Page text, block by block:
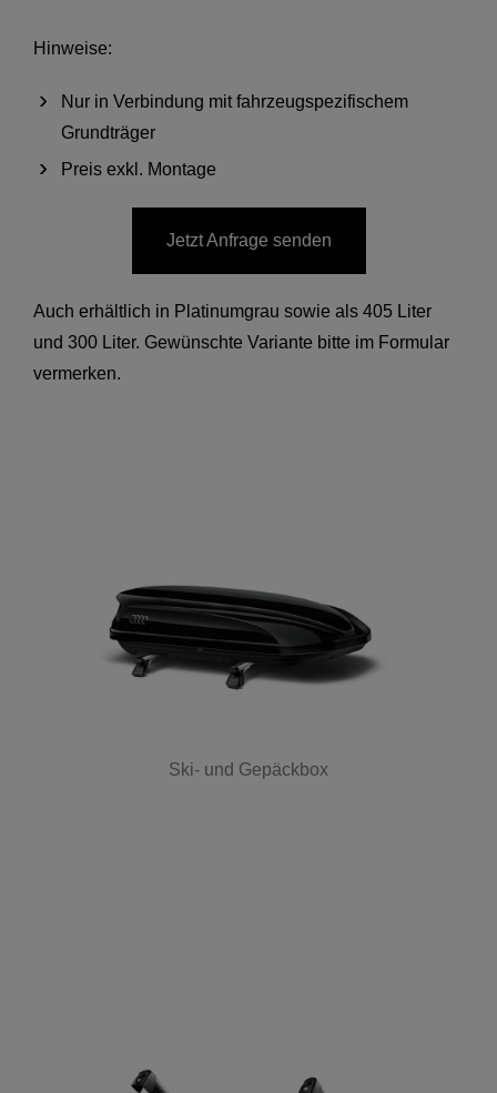
Hinweise:
Nur in Verbindung mit fahrzeugspezifischem
Grundträger
Preis exkl. Montage
Jetzt Anfrage senden
Auch erhältlich in Platinumgrau sowie als 405 Liter
und 300 Liter. Gewünschte Variante bitte im Formular
vermerken.
Ski- und Gepäckbox